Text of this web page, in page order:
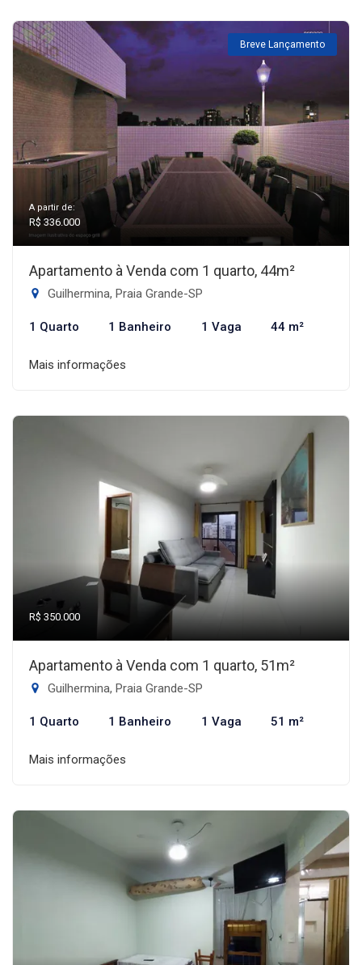
Breve Lançamento
A partir de:
R$ 336.000
Apartamento à Venda com 1 quarto, 44m²
Guilhermina, Praia Grande-SP
1 Quarto 1 Banheiro 1 Vaga 44 m²
Mais informações
R$ 350.000
Apartamento à Venda com 1 quarto, 51m²
Guilhermina, Praia Grande-SP
1 Quarto 1 Banheiro 1 Vaga 51 m²
Mais informações